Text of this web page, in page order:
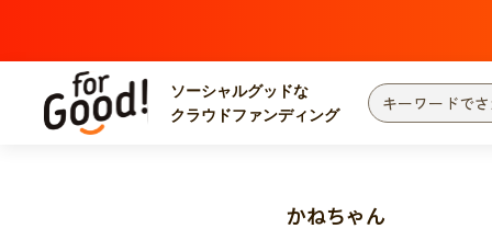
ソーシャルグッドな
クラウドファンディング
注目
かねちゃん